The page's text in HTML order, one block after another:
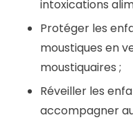
intoxications
Protéger les
moustiques en
moustiquaires ;
Réveiller les
accompagner